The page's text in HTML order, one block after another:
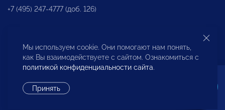
+7 (495) 247-4777 (доб. 126)
Бюро по защите прав предпринимателей и
инвесторов
Мы используем cookie. Они помогают нам понять,
как Вы взаимодействуете с сайтом. Ознакомиться с
политикой конфиденциальности сайта.
Принять